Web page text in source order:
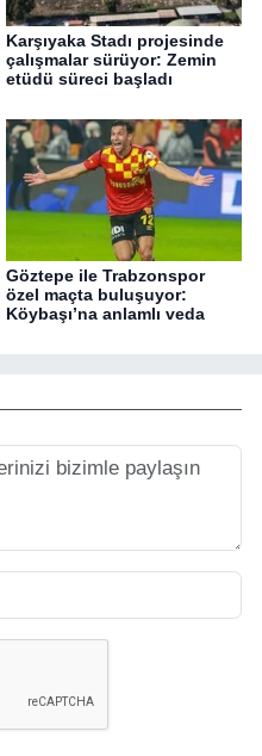
Karşıyaka Stadı projesinde
çalışmalar sürüyor: Zemin
etüdü süreci başladı
Göztepe ile Trabzonspor
özel maçta buluşuyor:
Köybaşı’na anlamlı veda